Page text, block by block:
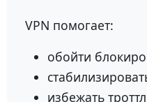
VPN помогает:
обойти
избежать